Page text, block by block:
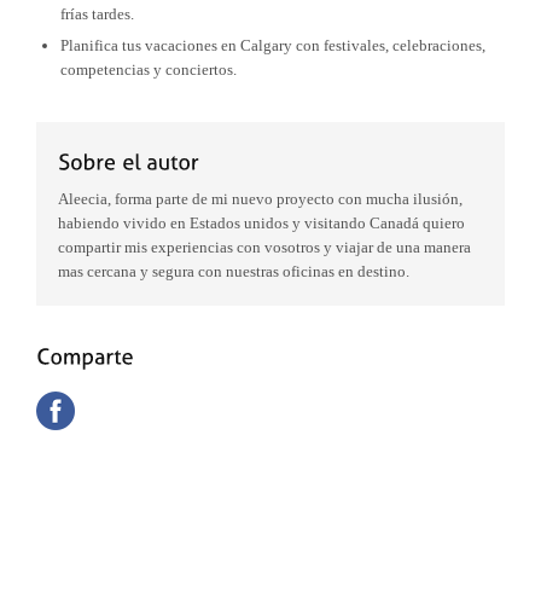
frías tardes.
Planifica tus vacaciones en Calgary con festivales, celebraciones,
competencias y conciertos.
Aleecia, forma parte de mi nuevo proyecto con mucha ilusión,
habiendo vivido en Estados unidos y visitando Canadá quiero
compartir mis experiencias con vosotros y viajar de una manera
mas cercana y segura con nuestras oficinas en destino.